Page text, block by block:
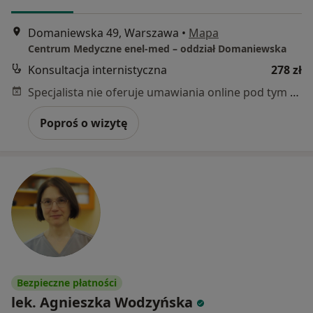
Domaniewska 49, Warszawa • Mapa
Centrum Medyczne enel-med – oddział Domaniewska
Konsultacja internistyczna
278 zł
Specjalista nie oferuje umawiania online pod tym adresem.
Poproś o wizytę
Bezpieczne płatności
lek. Agnieszka Wodzyńska